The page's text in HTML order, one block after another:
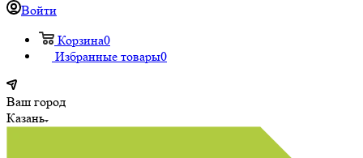
Войти
Корзина0
Избранные товары0
Ваш город
Казань